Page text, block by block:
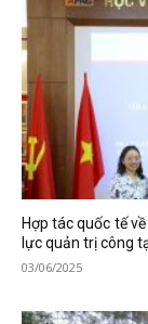
Hợp tác quốc tế
lực quản trị công
03/06/2025